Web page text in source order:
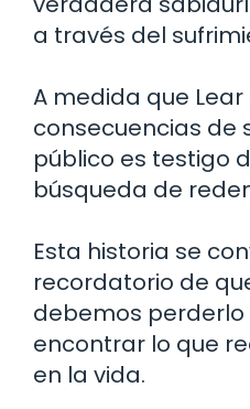
a través del
A medida que
consecuencias de
público es testigo
búsqueda de
Esta historia se
recordatorio de
debemos
encontrar lo que
en la vida.